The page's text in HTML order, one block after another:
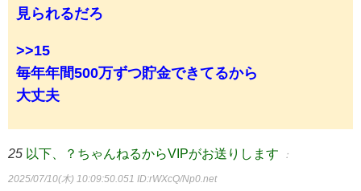
見られるだろ
>>15
毎年年間500万ずつ貯金できてるから
大丈夫
25 以下、？ちゃんねるからVIPがお送りします ：
2025/07/10(木) 10:09:50.051 ID:rWXcQ/Np0.net